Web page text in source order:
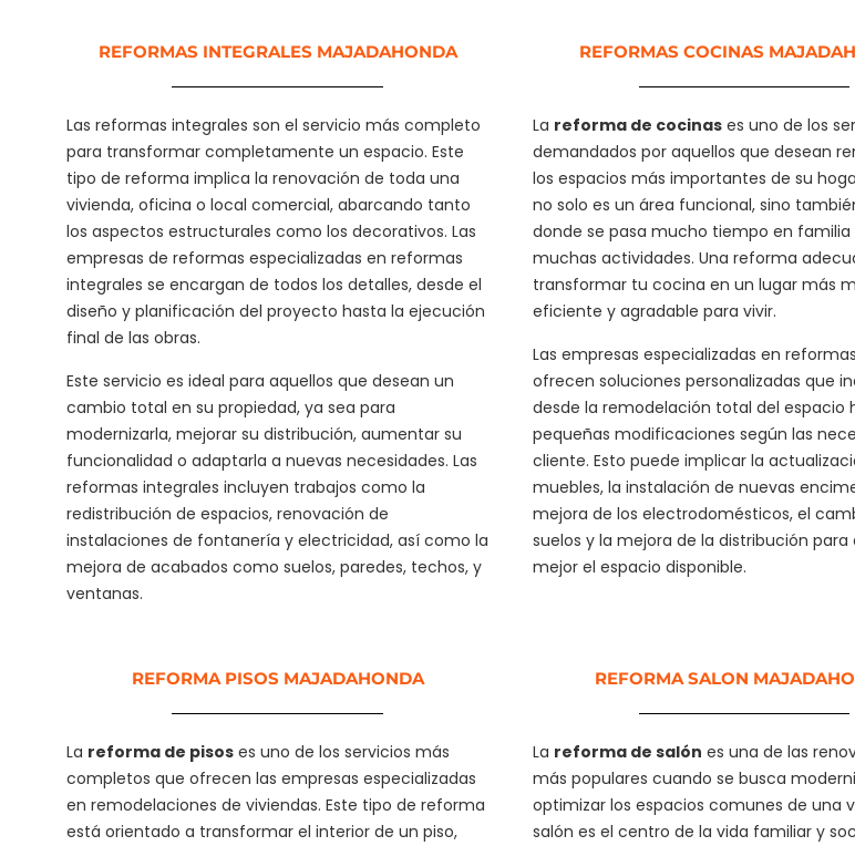
REFORMAS INTEGRALES MAJADAHONDA
Las reformas integrales son el servicio más completo
para transformar completamente un espacio. Este
tipo de reforma implica la renovación de toda una
vivienda, oficina o local comercial, abarcando tanto
los aspectos estructurales como los decorativos. Las
empresas de reformas especializadas en reformas
integrales se encargan de todos los detalles, desde el
diseño y planificación del proyecto hasta la ejecución
final de las obras.
Este servicio es ideal para aquellos que desean un
cambio total en su propiedad, ya sea para
modernizarla, mejorar su distribución, aumentar su
funcionalidad o adaptarla a nuevas necesidades. Las
reformas integrales incluyen trabajos como la
redistribución de espacios, renovación de
instalaciones de fontanería y electricidad, así como la
mejora de acabados como suelos, paredes, techos, y
ventanas.
REFORMAS COCINAS
La reforma de cocinas es uno de los
demandados por aquellos que desean
los espacios más importantes de su
no solo es un área funcional, sino
donde se pasa mucho tiempo en familia
muchas actividades. Una reforma
transformar tu cocina en un lugar más
eficiente y agradable para vivir.
Las empresas especializadas en
ofrecen soluciones personalizadas que
desde la remodelación total del espacio
pequeñas modificaciones según las
cliente. Esto puede implicar la
muebles, la instalación de nuevas
mejora de los electrodomésticos, el
suelos y la mejora de la distribución
mejor el espacio disponible.
REFORMA PISOS MAJADAHONDA
La reforma de pisos es uno de los servicios más
completos que ofrecen las empresas especializadas
en remodelaciones de viviendas. Este tipo de reforma
está orientado a transformar el interior de un piso,
REFORMA SALON
La reforma de salón es una de las
más populares cuando se busca
optimizar los espacios comunes de una
salón es el centro de la vida familiar y